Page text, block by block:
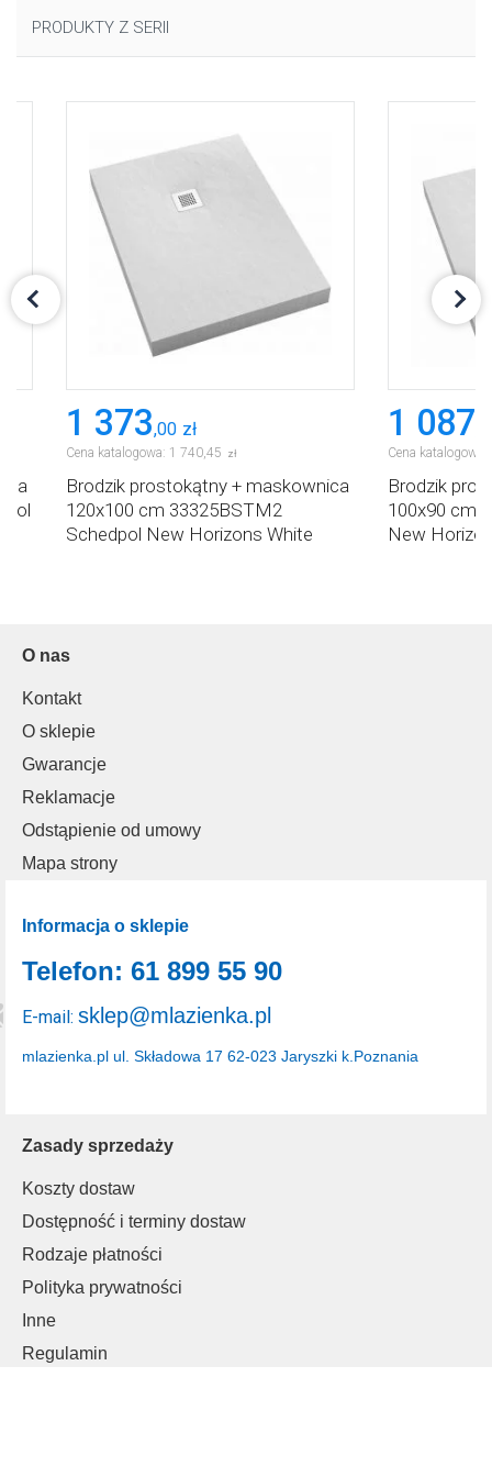
PRODUKTY Z SERII
1 373,00 zł
Cena katalogowa: 1 740,45 zł
Brodzik prostokątny + maskownica
120x100 cm 33325BSTM2
Schedpol New Horizons White
1 087
Cena katalogowa:
Brodzik
100x90 cm
New
O nas
Kontakt
O sklepie
Gwarancje
Reklamacje
Odstąpienie od umowy
Mapa strony
Zasady sprzedaży
Koszty dostaw
Dostępność i terminy dostaw
Rodzaje płatności
Polityka prywatności
Inne
Regulamin
Informacja o sklepie
mlazienka.pl ul. Składowa 17 62-023 Jaryszki k.Poznania
Telefon: 61 899 55 90
E-mail: sklep@mlazienka.pl